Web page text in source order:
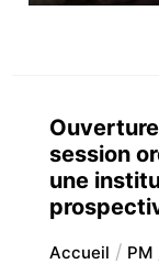
session
une
Accueil PM